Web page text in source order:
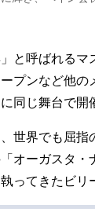
」と呼ばれる
プンなど他の
同じ舞台で開
世界でも屈指
オーガスタ
ってきたビリ